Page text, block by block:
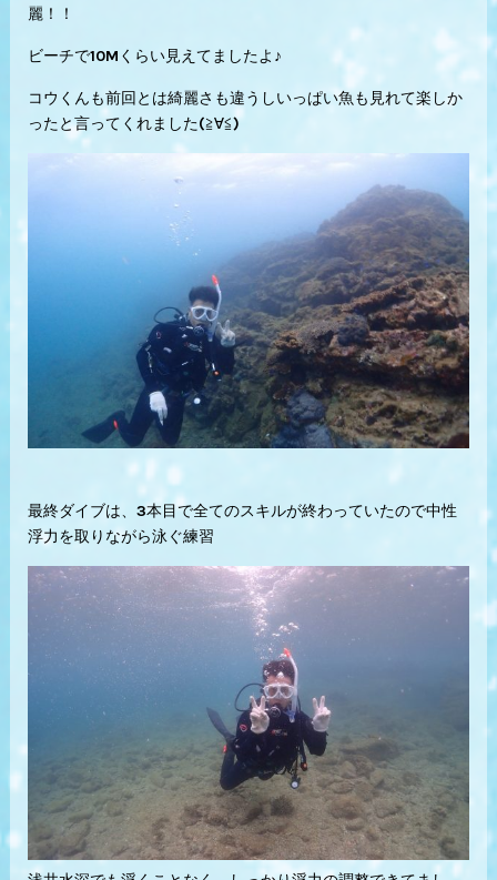
麗！！
ビーチで10Mくらい見えてましたよ♪
コウくんも前回とは綺麗さも違うしいっぱい魚も見れて楽しか
ったと言ってくれました(≧∀≦)
最終ダイブは、3本目で全てのスキルが終わっていたので中性
浮力を取りながら泳ぐ練習